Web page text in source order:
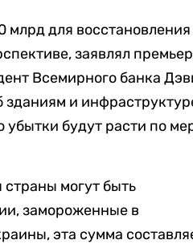
млрд для восстановления
заявлял
Всемирного банка
зданиям и
будут расти по
страны могут быть
замороженные в
эта сумма